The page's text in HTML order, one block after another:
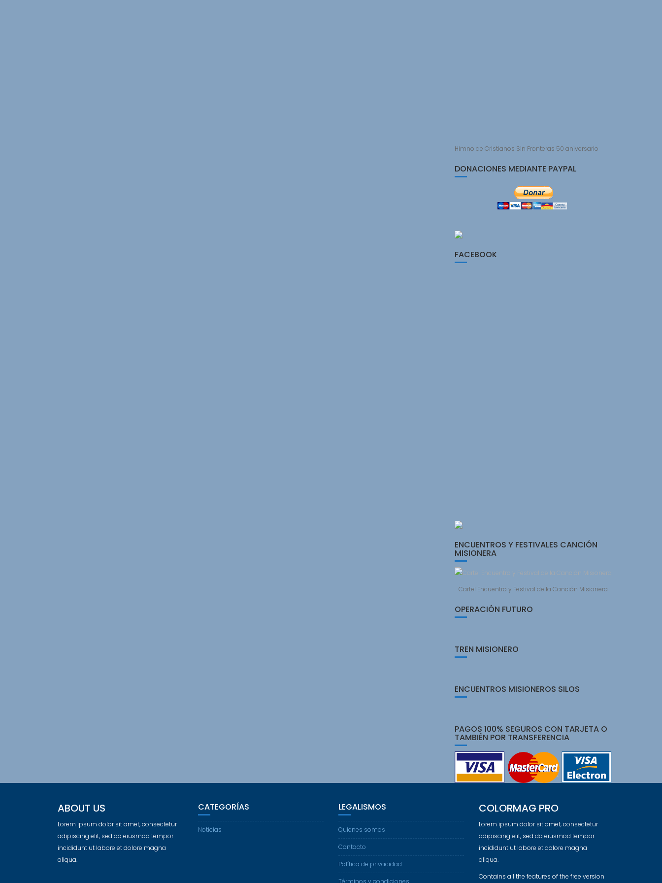
Himno de Cristianos Sin Fronteras 50 aniversario
DONACIONES MEDIANTE PAYPAL
FACEBOOK
ENCUENTROS Y FESTIVALES CANCIÓN
MISIONERA
Cartel Encuentro y Festival de la Canción Misionera
OPERACIÓN FUTURO
TREN MISIONERO
ENCUENTROS MISIONEROS SILOS
PAGOS 100% SEGUROS CON TARJETA O
TAMBIÉN POR TRANSFERENCIA
ABOUT US
Lorem ipsum dolor sit amet, consectetur
adipiscing elit, sed do eiusmod tempor
incididunt ut labore et dolore magna
aliqua.
CATEGORÍAS
Noticias
LEGALISMOS
Quienes somos
Contacto
Política de privacidad
Términos y condiciones
COLORMAG PRO
Lorem ipsum dolor sit amet, consectetur
adipiscing elit, sed do eiusmod tempor
incididunt ut labore et dolore magna
aliqua.
Contains all the features of the free version